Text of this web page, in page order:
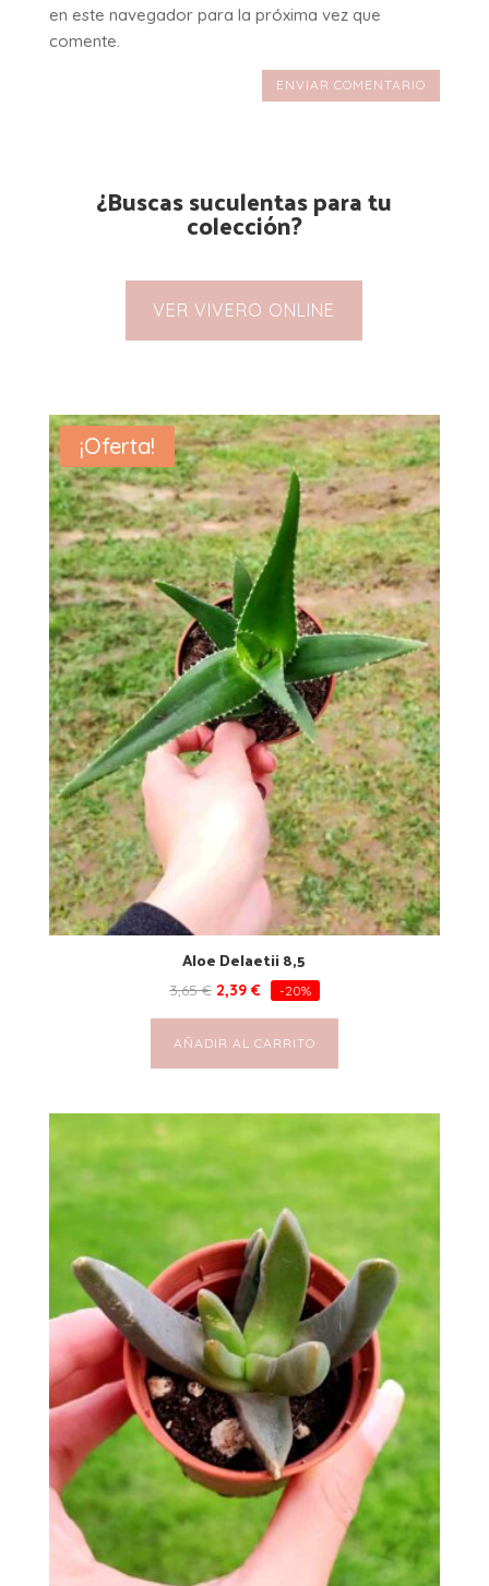
en este navegador para la próxima vez que
comente.
ENVIAR COMENTARIO
¿Buscas suculentas para tu
colección?
VER VIVERO ONLINE
¡Oferta!
Aloe Delaetii 8,5
3,65€ 2,39 € -20%
AÑADIR AL CARRITO